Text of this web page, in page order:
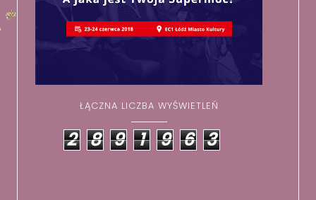
ŁĄCZNA LICZBA WYŚWIETLEŃ
2 8 9 1 9 6 3